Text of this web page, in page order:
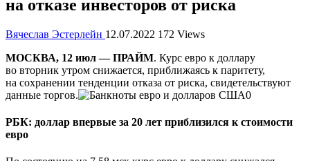
на отказе инвесторов от риска
Вячеслав Эстерлейн 12.07.2022 172 Views
МОСКВА, 12 июл — ПРАЙМ. Курс евро к доллару
во вторник утром снижается, приближаясь к паритету,
на сохранении тенденции отказа от риска, свидетельствуют
данные торгов.
РБК: доллар впервые за 20 лет приблизился к стоимости
евро